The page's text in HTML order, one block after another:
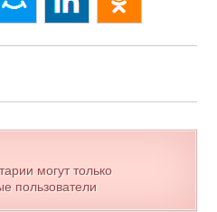
могут только
пользователи